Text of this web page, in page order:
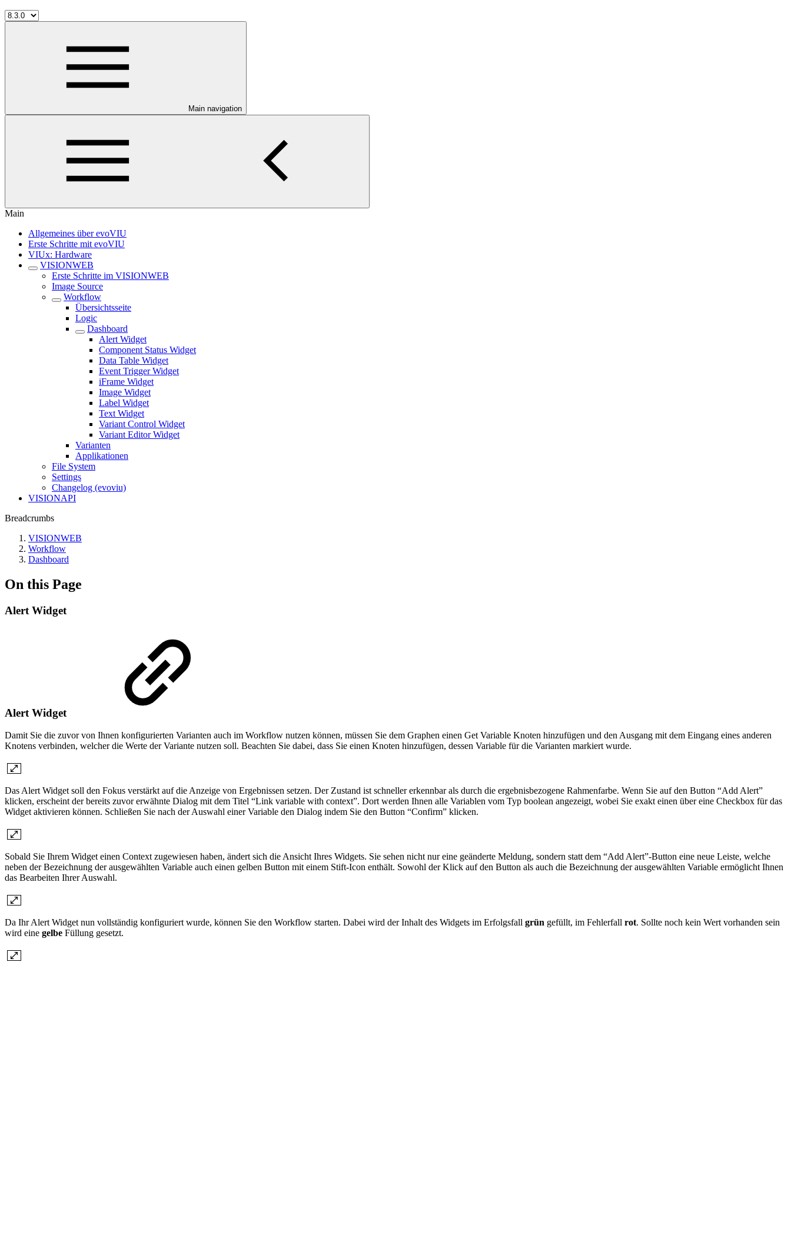
Main navigation
Main
Allgemeines über evoVIU
Erste Schritte mit evoVIU
VIUx: Hardware
VISIONWEB
Erste Schritte im VISIONWEB
Image Source
Workflow
Übersichtsseite
Logic
Dashboard
Alert Widget
Component Status Widget
Data Table Widget
Event Trigger Widget
iFrame Widget
Image Widget
Label Widget
Text Widget
Variant Control Widget
Variant Editor Widget
Varianten
Applikationen
File System
Settings
Changelog (evoviu)
VISIONAPI
Breadcrumbs
VISIONWEB
Workflow
Dashboard
On this Page
Alert Widget
Alert Widget
Damit Sie die zuvor von Ihnen konfigurierten Varianten auch im Workflow nutzen können, müssen Sie dem Graphen einen Get Variable Knoten hinzufügen und den Ausgang mit dem Eingang eines anderen
Knotens verbinden, welcher die Werte der Variante nutzen soll. Beachten Sie dabei, dass Sie einen Knoten hinzufügen, dessen Variable für die Varianten markiert wurde.
Das Alert Widget soll den Fokus verstärkt auf die Anzeige von Ergebnissen setzen. Der Zustand ist schneller erkennbar als durch die ergebnisbezogene Rahmenfarbe. Wenn Sie auf den Button “Add Alert”
klicken, erscheint der bereits zuvor erwähnte Dialog mit dem Titel “Link variable with context”. Dort werden Ihnen alle Variablen vom Typ boolean angezeigt, wobei Sie exakt einen über eine Checkbox für das
Widget aktivieren können. Schließen Sie nach der Auswahl einer Variable den Dialog indem Sie den Button “Confirm” klicken.
Sobald Sie Ihrem Widget einen Context zugewiesen haben, ändert sich die Ansicht Ihres Widgets. Sie sehen nicht nur eine geänderte Meldung, sondern statt dem “Add Alert”-Button eine neue Leiste, welche
neben der Bezeichnung der ausgewählten Variable auch einen gelben Button mit einem Stift-Icon enthält. Sowohl der Klick auf den Button als auch die Bezeichnung der ausgewählten Variable ermöglicht Ihnen
das Bearbeiten Ihrer Auswahl.
Da Ihr Alert Widget nun vollständig konfiguriert wurde, können Sie den Workflow starten. Dabei wird der Inhalt des Widgets im Erfolgsfall grün gefüllt, im Fehlerfall rot. Sollte noch kein Wert vorhanden sein
wird eine gelbe Füllung gesetzt.